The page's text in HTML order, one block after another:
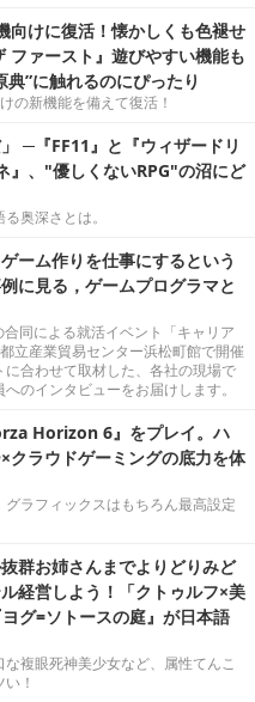
向けに復活！懐かしくも色褪せ
ファースト』遊びやすい機能も
”に触れるのにぴったり
の新機能を備えて復活！
─『FF11』と『ウィザードリ
』、"優しくないRPG"の沼にど
奥深さとは。
ーム作りを仕事にするという
に見る，ゲームプログラマと
同による就活イベント「キャリア
立産業貿易センター浜松町館で開催
合わせて取材した、各社の現場で
のインタビューをお届けします。
Horizon 6』をプレイ。ハ
クラウドゲーミングの底力を体
ラフィックスはもちろん最高設定
群お姉さんまでよりどりみど
経営しよう！「クトゥルフ×美
グ=ソトースの庭』が日本語
複眼死神美少女など、属性てんこ
！